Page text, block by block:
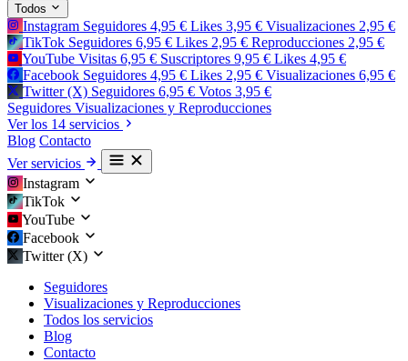
Todos
Instagram Seguidores 4,95 € Likes 3,95 € Visualizaciones 2,95 €
TikTok Seguidores 6,95 € Likes 2,95 € Reproducciones 2,95 €
YouTube Visitas 6,95 € Suscriptores 9,95 € Likes 4,95 €
Facebook Seguidores 4,95 € Likes 2,95 € Visualizaciones 6,95 €
Twitter (X) Seguidores 6,95 € Votos 3,95 €
Seguidores Visualizaciones y Reproducciones
Ver los 14 servicios
Blog Contacto
Ver servicios
Instagram
TikTok
YouTube
Facebook
Twitter (X)
Seguidores
Visualizaciones y Reproducciones
Todos los servicios
Blog
Contacto